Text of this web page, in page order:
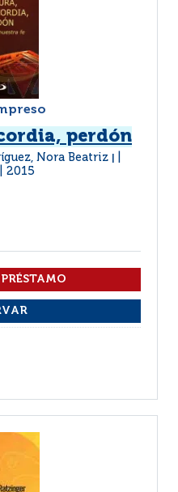
perdón
Nora Beatriz
2015